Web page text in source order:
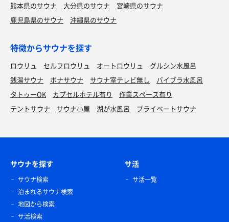
熊本県のサウナ
大分県のサウナ
宮崎県のサウナ
鹿児島県のサウナ
沖縄県のサウナ
特徴からサウナを探す
ロウリュ セルフロウリュ オートロウリュ
グルシン水風呂
銭湯サウナ
ボナサウナ サウナ室テレビ無し
バイブラ水風呂
タトゥーOK
カプセルホテル有り
作業スペース有り
テントサウナ
サウナ小屋 湖が水風呂 プライベートサウナ
サウナを探す
サウナ検索
泊まれるサウナ検索
地図から検索
サ活検索
サ活
サ活一覧